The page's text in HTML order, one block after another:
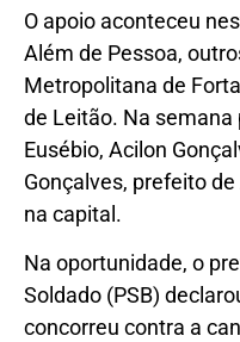
O apoio aconteceu
Além de Pessoa,
Metropolitana de
de Leitão. Na
Eusébio, Acilon
Gonçalves, prefeito
na capital.
Na oportunidade, o
Soldado (PSB)
concorreu contra a